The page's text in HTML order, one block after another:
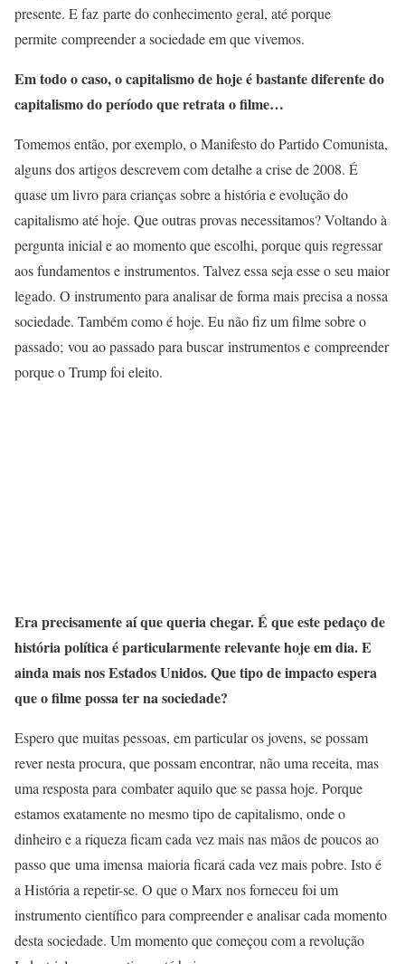
presente. E faz parte do conhecimento geral, até porque
permite compreender a sociedade em que vivemos.
Em todo o caso, o capitalismo de hoje é bastante diferente do
capitalismo do período que retrata o filme…
Tomemos então, por exemplo, o Manifesto do Partido Comunista,
alguns dos artigos descrevem com detalhe a crise de 2008. É
quase um livro para crianças sobre a história e evolução do
capitalismo até hoje. Que outras provas necessitamos? Voltando à
pergunta inicial e ao momento que escolhi, porque quis regressar
aos fundamentos e instrumentos. Talvez essa seja esse o seu maior
legado. O instrumento para analisar de forma mais precisa a nossa
sociedade. Também como é hoje. Eu não fiz um filme sobre o
passado; vou ao passado para buscar instrumentos e compreender
porque o Trump foi eleito.
Era precisamente aí que queria chegar. É que este pedaço de
história política é particularmente relevante hoje em dia. E
ainda mais nos Estados Unidos. Que tipo de impacto espera
que o filme possa ter na sociedade?
Espero que muitas pessoas, em particular os jovens, se possam
rever nesta procura, que possam encontrar, não uma receita, mas
uma resposta para combater aquilo que se passa hoje. Porque
estamos exatamente no mesmo tipo de capitalismo, onde o
dinheiro e a riqueza ficam cada vez mais nas mãos de poucos ao
passo que uma imensa maioria ficará cada vez mais pobre. Isto é
a História a repetir-se. O que o Marx nos forneceu foi um
instrumento científico para compreender e analisar cada momento
desta sociedade. Um momento que começou com a revolução